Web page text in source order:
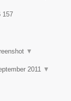
157
▼
2011 ▼